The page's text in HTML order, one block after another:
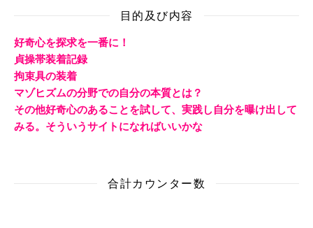
目的及び内容
好奇心を探求を一番に！
貞操帯装着記録
拘束具の装着
マゾヒズムの分野での自分の本質とは？
その他好奇心のあることを試して、実践し自分を曝け出して
みる。そういうサイトになればいいかな
合計カウンター数